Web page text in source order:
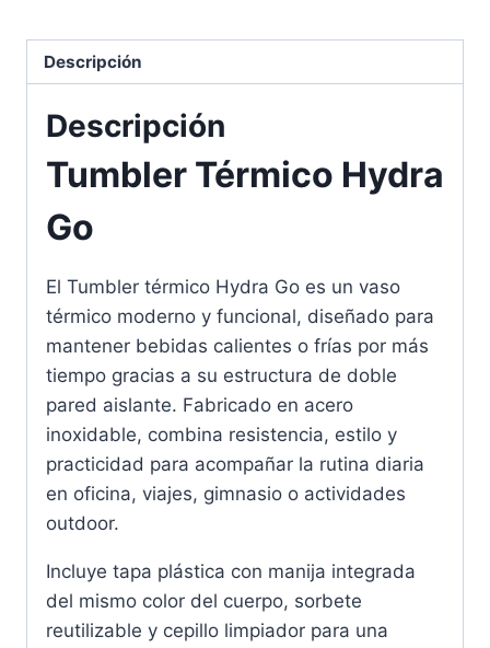
Descripción
Descripción
Tumbler Térmico Hydra
Go
El Tumbler térmico Hydra Go es un vaso
térmico moderno y funcional, diseñado para
mantener bebidas calientes o frías por más
tiempo gracias a su estructura de doble
pared aislante. Fabricado en acero
inoxidable, combina resistencia, estilo y
practicidad para acompañar la rutina diaria
en oficina, viajes, gimnasio o actividades
outdoor.
Incluye tapa plástica con manija integrada
del mismo color del cuerpo, sorbete
reutilizable y cepillo limpiador para una